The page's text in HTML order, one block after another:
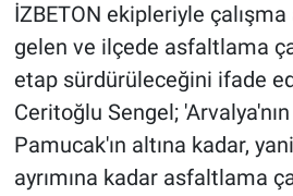
İZBETON ekipleriyle
gelen ve ilçede asfaltlama
etap sürdürüleceğini ifade
Ceritoğlu Sengel;
Pamucak'ın altına kadar,
ayrımına kadar asfaltlama